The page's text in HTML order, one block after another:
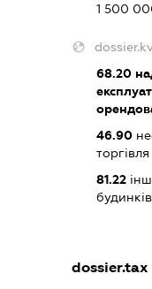
1 500
68.20
46.90
торгівля
81.22
dossier.tax